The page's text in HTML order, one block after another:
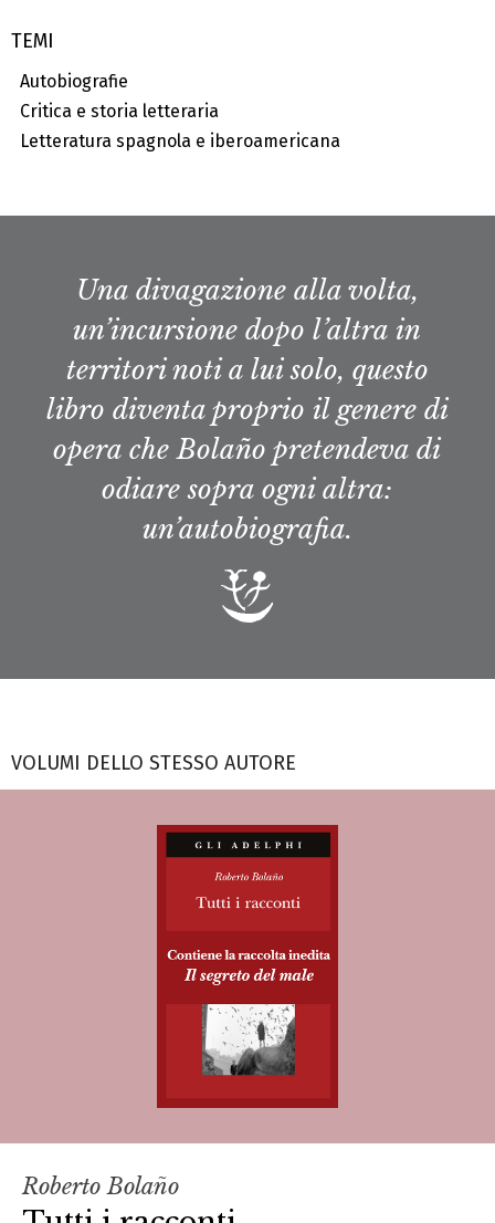
TEMI
Autobiografie
Critica e storia letteraria
Letteratura spagnola e iberoamericana
Una divagazione alla volta,
un’incursione dopo l’altra in
territori noti a lui solo, questo
libro diventa proprio il genere di
opera che Bolaño pretendeva di
odiare sopra ogni altra:
un’autobiografia.
VOLUMI DELLO STESSO AUTORE
Roberto Bolaño